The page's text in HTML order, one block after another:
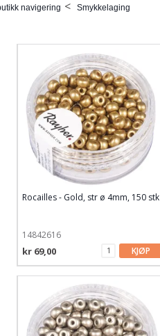
navigering < Smykkelaging
Rocailles - Gold, str ø 4mm, 150 stk
14842616
kr 69,00 KJØP